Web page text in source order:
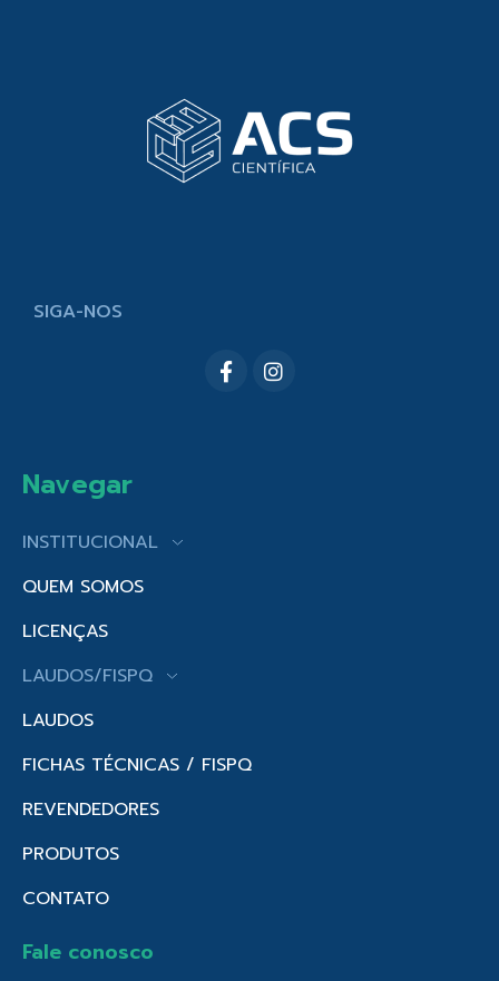
SIGA-NOS
Navegar
INSTITUCIONAL
QUEM SOMOS
LICENÇAS
LAUDOS/FISPQ
LAUDOS
FICHAS TÉCNICAS / FISPQ
REVENDEDORES
PRODUTOS
CONTATO
Fale conosco